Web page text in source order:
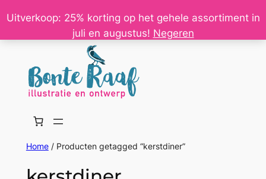
Uitverkoop: 25% korting op het gehele assortiment in
juli en augustus! Negeren
Ga
de
Home/ Producten getagged “kerstdiner”